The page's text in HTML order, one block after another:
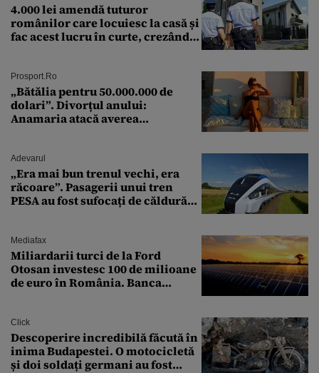
4.000 lei amendă tuturor
românilor care locuiesc la casă și
fac acest lucru în curte, crezând
Prosport.ro
„Bătălia pentru 50.000.000 de
dolari”. Divorțul anului:
Anamaria atacă averea
Adevarul
„Era mai bun trenul vechi, era
răcoare”. Pasagerii unui tren
PESA au fost sufocați de căldură
Mediafax
Miliardarii turci de la Ford
Otosan investesc 100 de milioane
de euro în România. Banca
Click
Descoperire incredibilă făcută în
inima Budapestei. O motocicletă
și doi soldați germani au fost